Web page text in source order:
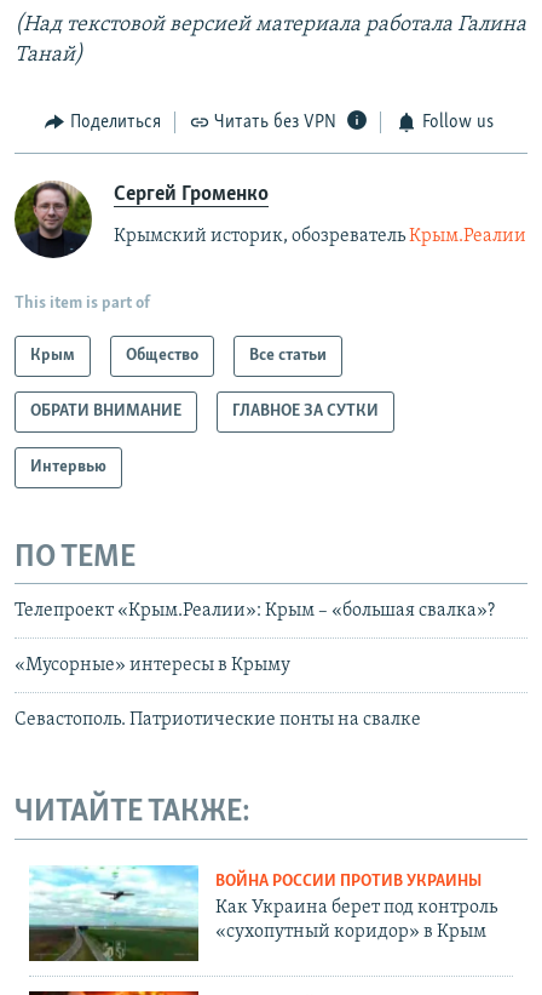
(Над текстовой версией материала работала Галина
Танай)
Поделиться Читать без VPN Follow us
Сергей Громенко
Крымский историк, обозревательКрым.Реалии
This item is part of
Крым Общество Все статьи
ОБРАТИ ВНИМАНИЕ ГЛАВНОЕ ЗА СУТКИ
Интервью
ПО ТЕМЕ
Телепроект «Крым.Реалии»: Крым – «большая свалка»?
«Мусорные» интересы в Крыму
Севастополь. Патриотические понты на свалке
ЧИТАЙТЕ ТАКЖЕ:
ВОЙНА РОССИИ ПРОТИВ УКРАИНЫ
Как Украина берет под контроль
«сухопутный коридор» в Крым